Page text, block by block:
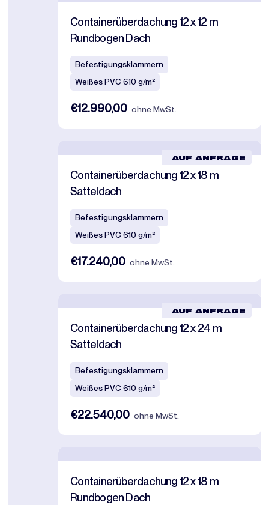
Containerüberdachung 12 x 12 m
Rundbogen Dach
Befestigungsklammern
Weißes PVC 610 g/m²
€12.990,00 ohne MwSt.
AUF ANFRAGE
Containerüberdachung 12 x 18 m
Satteldach
Befestigungsklammern
Weißes PVC 610 g/m²
€17.240,00 ohne MwSt.
AUF ANFRAGE
Containerüberdachung 12 x 24 m
Satteldach
Befestigungsklammern
Weißes PVC 610 g/m²
€22.540,00 ohne MwSt.
Containerüberdachung 12 x 18 m
Rundbogen Dach